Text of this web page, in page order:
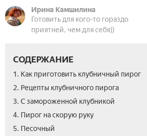
Ирина Камшилина
Готовить для кого-то гораздо
приятней, чем для себя))
СОДЕРЖАНИЕ
1. Как приготовить клубничный пирог
2. Рецепты клубничного пирога
3. С замороженной клубникой
4. Пирог на скорую руку
5. Песочный